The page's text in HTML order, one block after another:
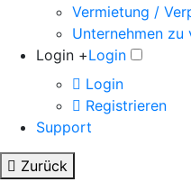
Vermietung /
Unternehmen zu
Login +Login
Login
Registrieren
Support
Zurück